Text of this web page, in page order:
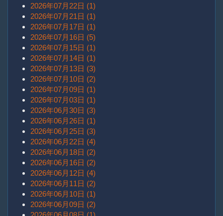
2026年07月22日 (1)
2026年07月21日 (1)
2026年07月17日 (1)
2026年07月16日 (5)
2026年07月15日 (1)
2026年07月14日 (1)
2026年07月13日 (3)
2026年07月10日 (2)
2026年07月09日 (1)
2026年07月03日 (1)
2026年06月30日 (3)
2026年06月26日 (1)
2026年06月25日 (3)
2026年06月22日 (4)
2026年06月18日 (2)
2026年06月16日 (2)
2026年06月12日 (4)
2026年06月11日 (2)
2026年06月10日 (1)
2026年06月09日 (2)